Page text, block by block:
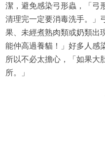
潔，避免感染弓形蟲，「弓
清理完一定要消毒洗手。」
果、未經煮熟肉類或奶類出
能仲高過養貓！」好多人感
所以不必太擔心，「如果大
所。」